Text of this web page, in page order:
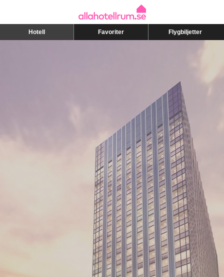
Hotell Favoriter Flygbiljetter